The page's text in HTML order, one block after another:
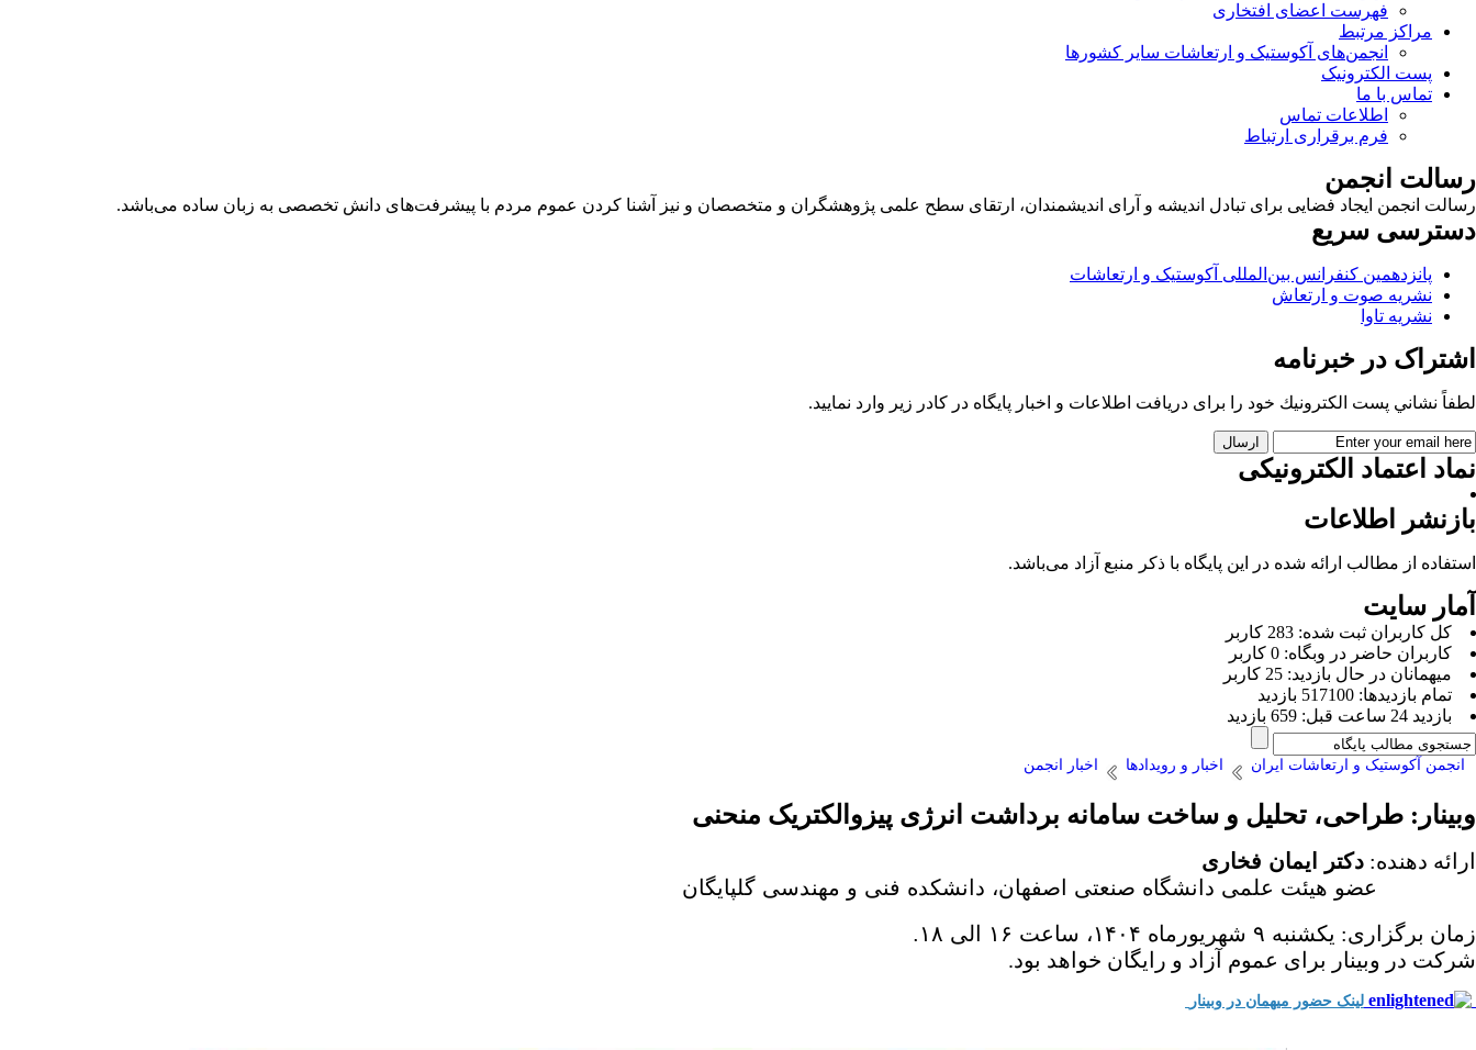
فهرست اعضای افتخاری
مراکز مرتبط
انجمن‌های آکوستیک و ارتعاشات سایر کشورها
پست الکترونیک
تماس با ما
اطلاعات تماس
فرم برقراری ارتباط
رسالت انجمن
رسالت انجمن ایجاد فضایی برای تبادل اندیشه و آرای اندیشمندان، ارتقای سطح علمی پژوهشگران و متخصصان و نیز آشنا کردن عموم مردم با پیشرفت‌های دانش تخصصی به زبان ساده می‌باشد.
دسترسی سریع
پانزدهمین کنفرانس بین‌المللی آکوستیک و ارتعاشات
نشریه صوت و ارتعاش
نشریه تاوا
اشتراک در خبرنامه
لطفاً نشاني پست الكترونيك خود را برای دريافت اطلاعات و اخبار پايگاه در كادر زير وارد نمایید.
نماد اعتماد الکترونیکی
بازنشر اطلاعات
استفاده از مطالب ارائه شده در این پایگاه با ذکر منبع آزاد می‌باشد.
آمار سایت
كل کاربران ثبت شده: 283 کاربر
کاربران حاضر در وبگاه: 0 کاربر
ميهمانان در حال بازديد: 25 کاربر
تمام بازديد‌ها: 517100 بازدید
بازديد 24 ساعت قبل: 659 بازدید
انجمن آکوستیک و ارتعاشات ایران اخبار و رویدادها اخبار انجمن
وبینار: طراحی، تحلیل و ساخت سامانه برداشت انرژی پیزوالکتریک منحنی
ارائه دهنده: دکتر ایمان فخاری
عضو هیئت علمی دانشگاه صنعتی اصفهان، دانشکده فنی و مهندسی گلپایگان
زمان برگزاری: یکشنبه ۹ شهریورماه ۱۴۰۴، ساعت ۱۶ الی ۱۸.
شرکت در وبینار برای عموم آزاد و رایگان خواهد بود.
لینک حضور میهمان در وبینار